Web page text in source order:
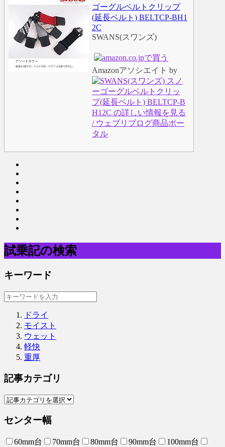
ゴーグルベルトクリップ
(延長ベルト) BELTCP-BH1
2C
SWANS(スワンズ)
Amazonアソシエイト by
試乗記の検索
キーワード
ドライ
モイスト
ウェット
軽快
重厚
記事カテゴリ
センター幅
60mm台 70mm台 80mm台 90mm台
100mm台